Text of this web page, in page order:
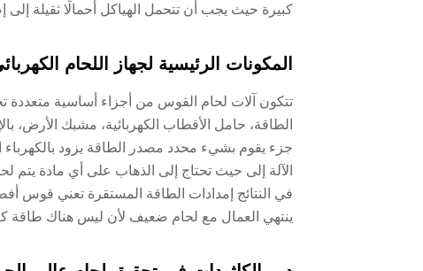
كبيرة حيث يجب أن تتحمل الهياكل أحمالًا ثقيلة
المكونات الرئيسية لجهاز اللحام
تتكون آلات لحام القوس من أجزاء أساسية متعددة
الطاقة، حامل الأقطاب الكهربائية، مشبك الأرض،
جزء يقوم بشيء محدد مصدر الطاقة يزود بالكهرباء
الآلة إلى حيث تحتاج إلى الذهاب على أي مادة
في النتائج إمدادات الطاقة المستقرة تعني قوس
ينتهي العمال مع لحام ضعيف لأن ليس هناك